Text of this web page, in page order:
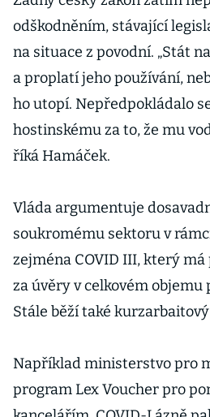
odškodněním, stávající
na situace z povodní. „Stát
a proplatí jeho používání,
ho utopí. Nepředpokládalo
hostinskému za to, že mu
říká Hamáček.
Vláda argumentuje
soukromému sektoru v
zejména COVID III, který
za úvěry v celkovém objemu
Stále běží také
Například ministerstvo pro
program Lex Voucher pro